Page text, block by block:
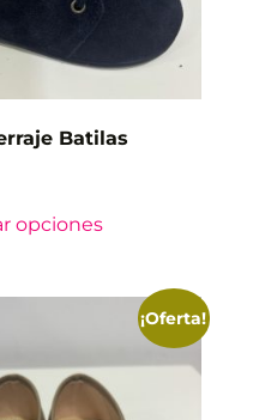
Batilas
opciones
¡Oferta!